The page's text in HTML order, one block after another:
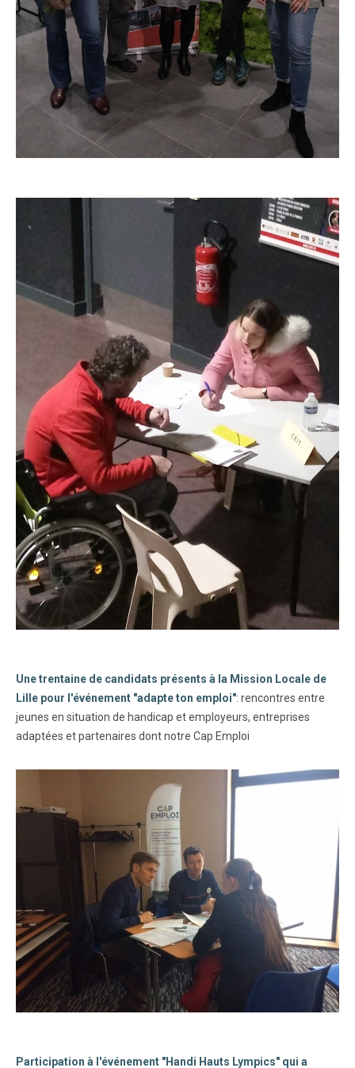
Une trentaine de candidats présents à la Mission Locale de
Lille pour l'événement "adapte ton emploi": rencontres entre
jeunes en situation de handicap et employeurs, entreprises
adaptées et partenaires dont notre Cap Emploi
Participation à l'événement "Handi Hauts Lympics" qui a